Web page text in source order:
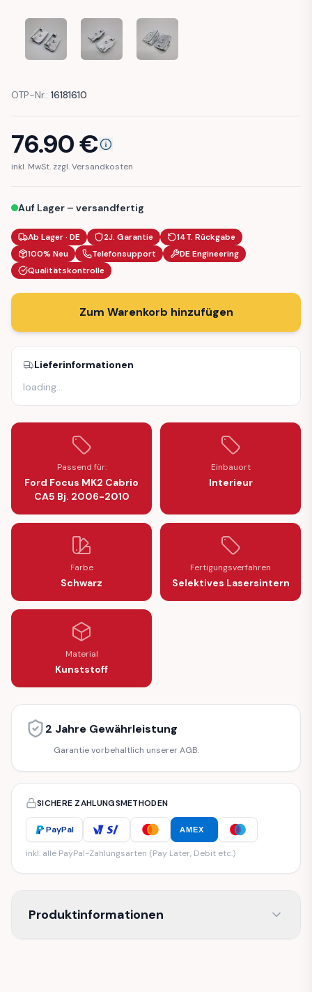
FORD FOCUS MK2 CA5 2006-2010 CONVERTIBLE
FORD FOCUS MK2 CA5 2006-2010
FORD FOCUS MK2 CA5 2006-2010
OTP-Nr.: 16181610
76.90€
inkl. MwSt. zzgl. Versandkosten
Auf Lager – versandfertig
Ab Lager · DE 2J. Garantie
14T. Rückgabe
100% Neu
Telefonsupport
DE Engineering
Qualitätskontrolle
Zum Warenkorb hinzufügen
Lieferinformationen
loading…
Passend für:
Ford Focus MK2 Cabrio
CA5 Bj. 2006-2010
Einbauort
Interieur
Farbe
Schwarz
Fertigungsverfahren
Selektives Lasersintern
Material
Kunststoff
2 Jahre Gewährleistung
Garantie vorbehaltlich unserer AGB.
SICHERE ZAHLUNGSMETHODEN
PayPal AMEX
inkl. alle PayPal-Zahlungsarten (Pay Later, Debit etc.)
Produktinformationen